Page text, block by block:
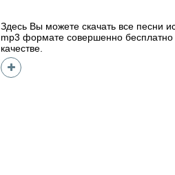
Здесь Вы можете скачать все песни
mp3 формате совершенно бесплатно
качестве.